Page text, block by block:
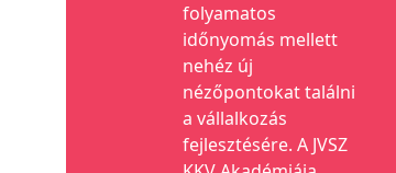
folyamatos
időnyomás mellett
nehéz új
nézőpontokat találni
a vállalkozás
fejlesztésére. A JVSZ